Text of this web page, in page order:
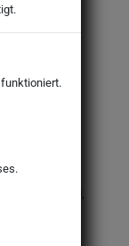
E150d,
Aroma